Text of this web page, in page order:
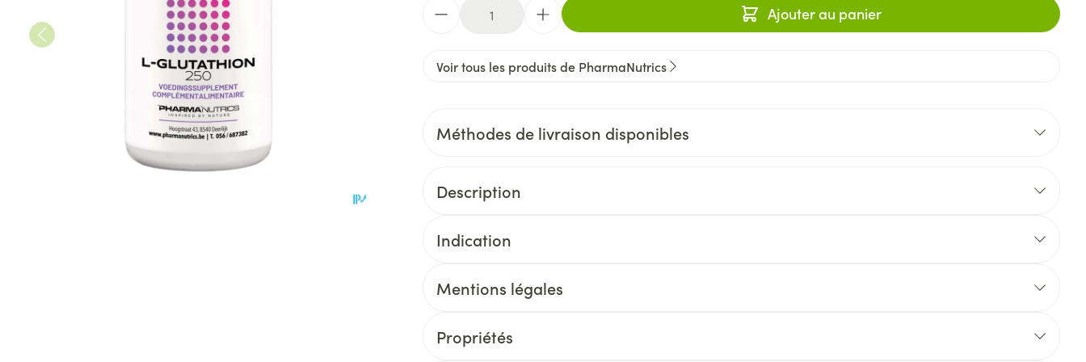
Ajouter au panier
Voir tous les produits de PharmaNutrics
Méthodes de livraison disponibles
Description
Indication
Mentions légales
Propriétés